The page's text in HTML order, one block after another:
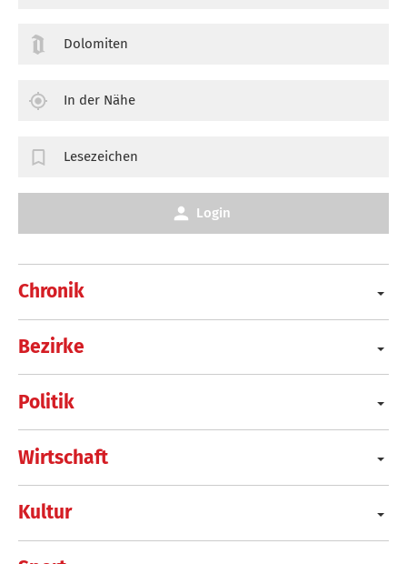
Chronik
Bezirke
Politik
Wirtschaft
Kultur
Dolomiten
In der Nähe
Lesezeichen
Login